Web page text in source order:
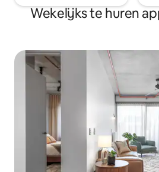
Wekelijks te huren